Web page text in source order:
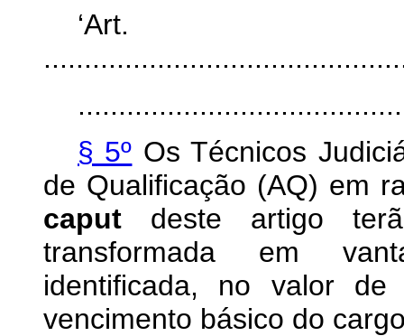
§ 5º Os Técnicos
de Qualificação (AQ) em
caput deste artigo
transformada em
identificada, no valor
vencimento básico do